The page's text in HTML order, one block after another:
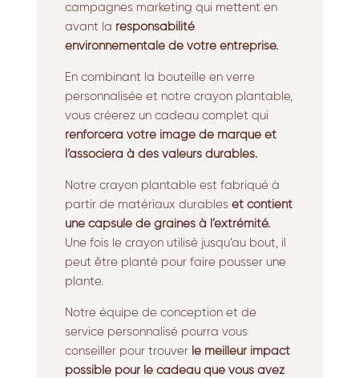
campagnes marketing qui mettent en
avant la responsabilité
environnementale de votre entreprise.
En combinant la bouteille en verre
personnalisée et notre crayon plantable,
vous créerez un cadeau complet qui
renforcera votre image de marque et
l’associera à des valeurs durables.
Notre crayon plantable est fabriqué à
partir de matériaux durables et contient
une capsule de graines à l’extrémité.
Une fois le crayon utilisé jusqu’au bout, il
peut être planté pour faire pousser une
plante.
Notre équipe de conception et de
service personnalisé pourra vous
conseiller pour trouver le meilleur impact
possible pour le cadeau que vous avez